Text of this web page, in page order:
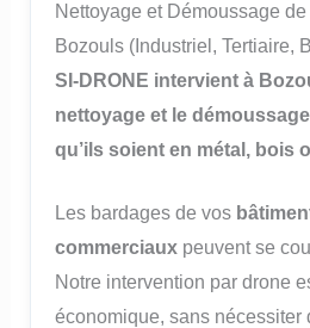
Nettoyage et Démoussage
Bozouls (Industriel, Tertiaire,
SI-DRONE intervient à
nettoyage et le
qu’ils soient en métal, bois
Les bardages de vos
commerciauxpeuvent se
Notre intervention par drone
économique, sans nécessiter